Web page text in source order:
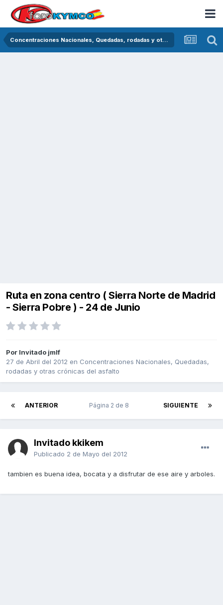
Concentraciones Nacionales, Quedadas, rodadas y otras crónicas del asfalto
Ruta en zona centro ( Sierra Norte de Madrid
- Sierra Pobre ) - 24 de Junio
Por Invitado jmlf
27 de Abril del 2012 en Concentraciones Nacionales, Quedadas,
rodadas y otras crónicas del asfalto
ANTERIOR SIGUIENTE
Página 2 de 8
Invitado kkikem
Publicado 2 de Mayo del 2012
tambien es buena idea, bocata y a disfrutar de ese aire y arboles.